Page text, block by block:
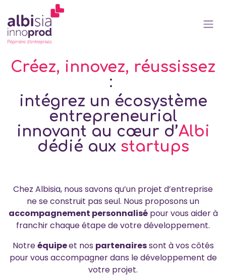
Se rendre au contenu
Créez, innovez, réussissez
:
intégrez un écosystème
entrepreneurial
innovant au cœur d’Albi
dédié aux startups
Chez Albisia, nous savons qu’un projet d’entreprise
ne se construit pas seul. Nous proposons un
accompagnement personnalisépour vous aider à
franchir chaque étape de votre développement.
Notreéquipeet nos partenairessont à vos côtés
pour vous accompagner dans le développement de
votre projet.